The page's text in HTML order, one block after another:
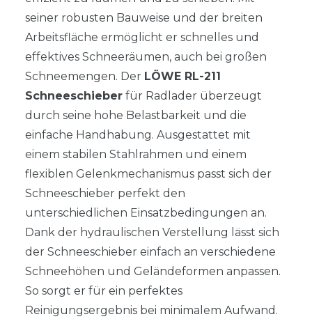
seiner robusten Bauweise und der breiten
Arbeitsfläche ermöglicht er schnelles und
effektives Schneeräumen, auch bei großen
Schneemengen. Der LÖWE RL-211
Schneeschieber für Radlader überzeugt
durch seine hohe Belastbarkeit und die
einfache Handhabung. Ausgestattet mit
einem stabilen Stahlrahmen und einem
flexiblen Gelenkmechanismus passt sich der
Schneeschieber perfekt den
unterschiedlichen Einsatzbedingungen an.
Dank der hydraulischen Verstellung lässt sich
der Schneeschieber einfach an verschiedene
Schneehöhen und Geländeformen anpassen.
So sorgt er für ein perfektes
Reinigungsergebnis bei minimalem Aufwand.